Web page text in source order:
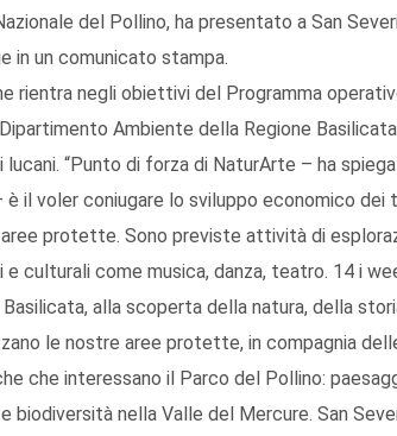
del Pollino, ha presentato a San
in un comunicato stampa.
rientra negli obiettivi del Programma
Ambiente della Regione
“Punto di forza di NaturArte – ha
è il voler coniugare lo sviluppo economico
protette. Sono previste attività di
culturali come musica, danza, teatro. 14 i
Basilicata, alla scoperta della natura, della
le nostre aree protette, in compagnia
che interessano il Parco del Pollino:
biodiversità nella Valle del Mercure. San